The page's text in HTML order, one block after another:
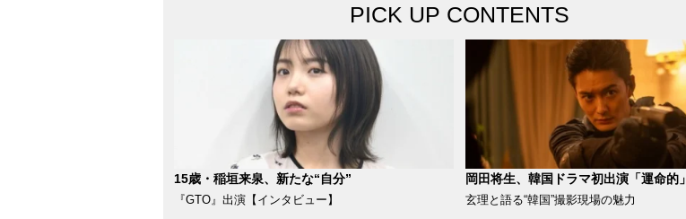
PICK UP CONTENTS
15歳・稲垣来泉、新たな“自分”
『GTO』出演【インタビュー】
岡田将生、韓国ドラマ初出演「運命的」
玄理と語る“韓国”撮影現場の魅力